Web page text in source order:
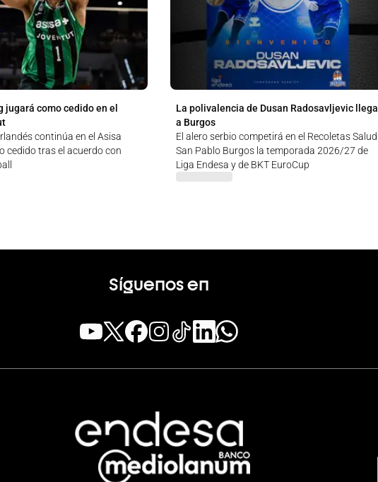
jugará como cedido en el
continúa en el Asisa
cedido tras el acuerdo con
La polivalencia de Dusan Radosavljevic llega
a Burgos
El alero serbio competirá en el Recoletas Salud
San Pablo Burgos la temporada 2026/27 de
Liga Endesa y de BKT EuroCup
Síguenos en